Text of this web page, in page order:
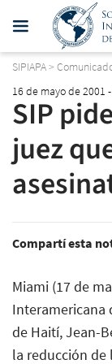
SIPIAPA>
16 de mayo de 2001
SIP
juez
Compartí esta
Miami (17 de
Interamericana
de Haití, Jean-
la reducción de